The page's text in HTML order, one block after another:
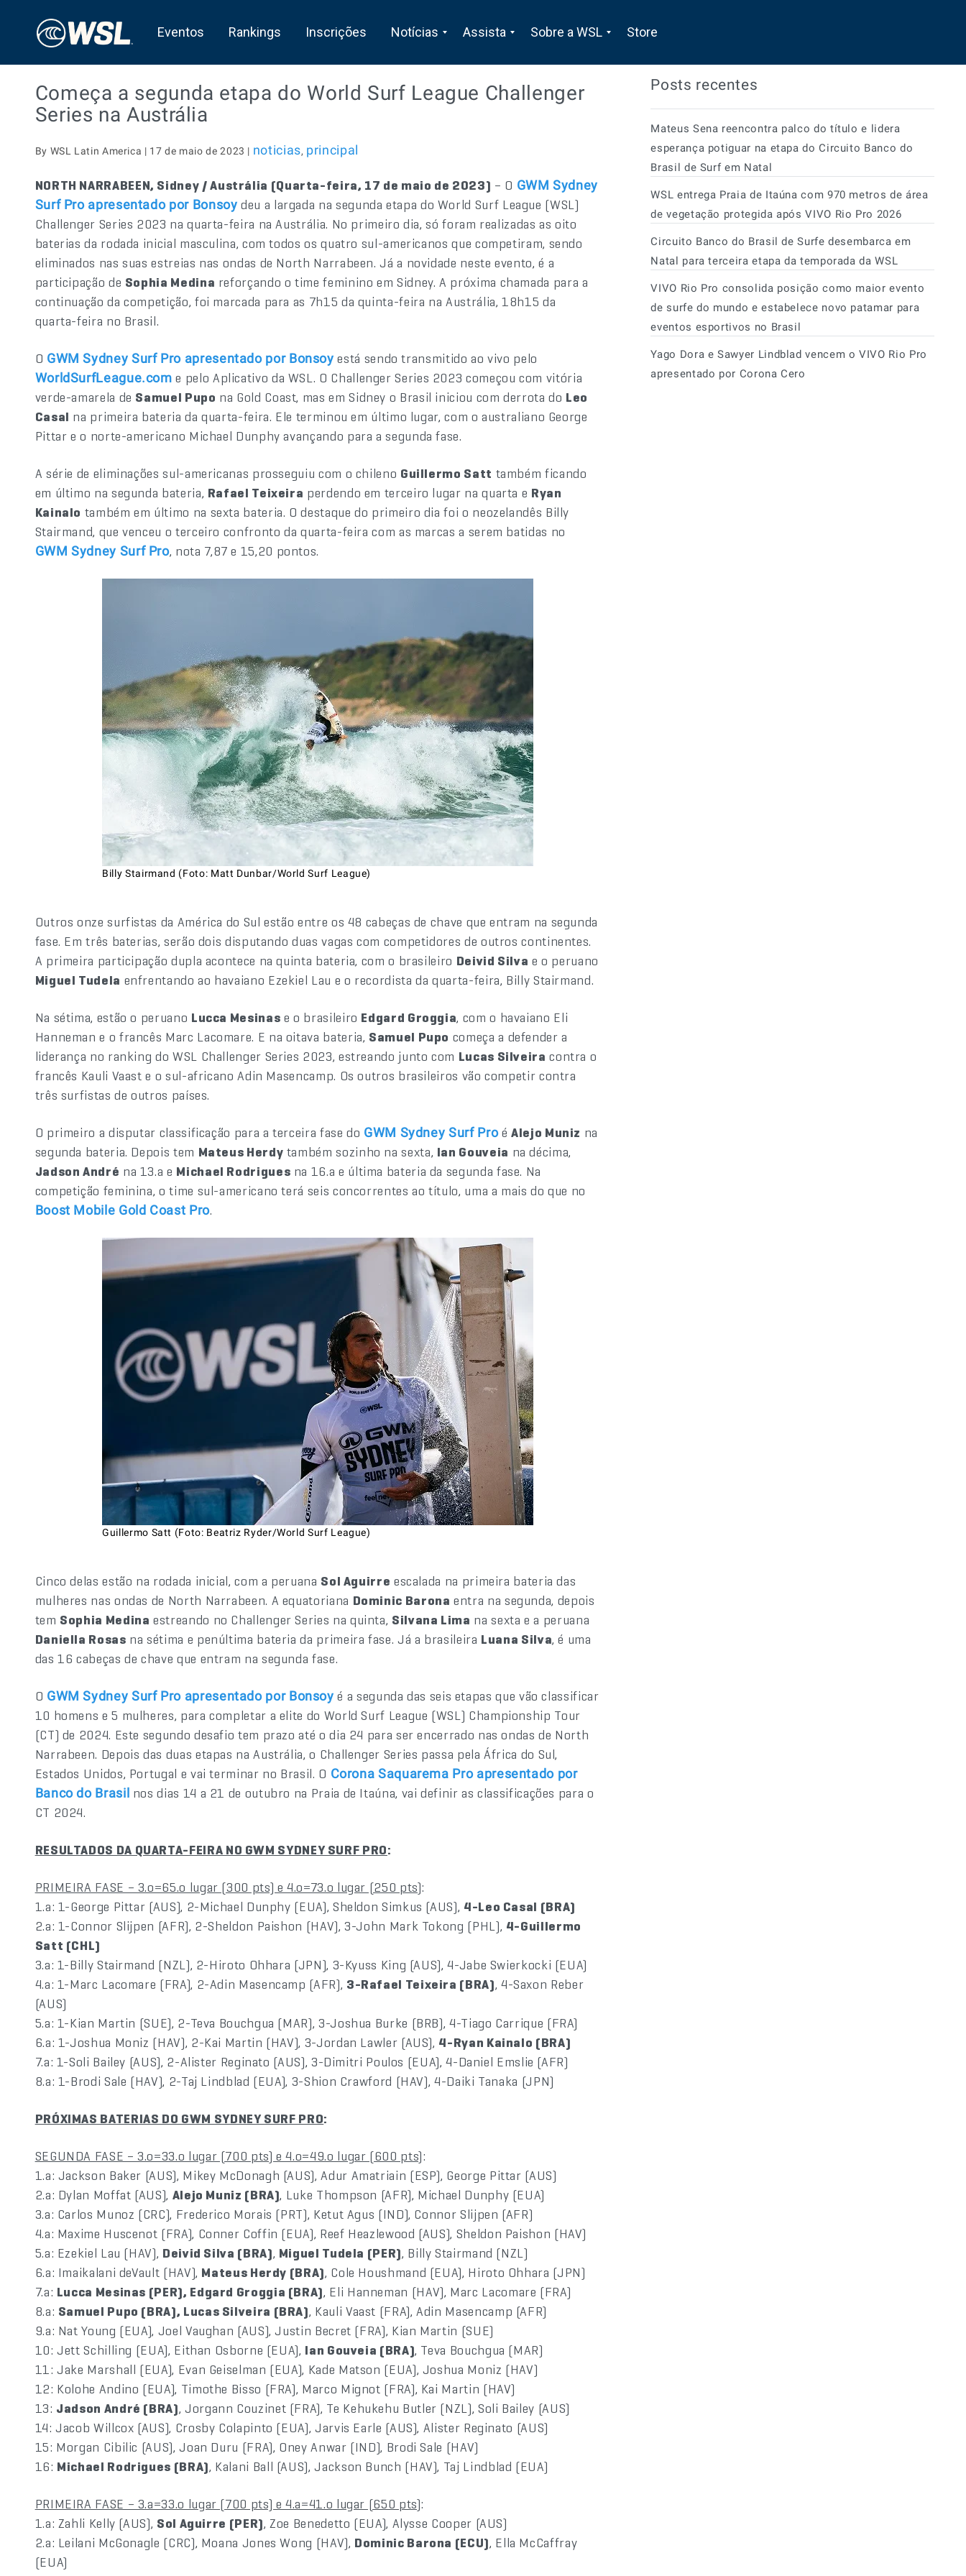
Eventos Rankings Inscrições Notícias Assista Sobre a WSL Store
Começa a segunda etapa do World Surf League Challenger
Series na Austrália
By WSL Latin America | 17 de maio de 2023 | noticias, principal
NORTH NARRABEEN, Sidney / Austrália (Quarta-feira, 17 de maio de 2023) – O GWM Sydney
Surf Pro apresentado por Bonsoy deu a largada na segunda etapa do World Surf League (WSL)
Challenger Series 2023 na quarta-feira na Austrália. No primeiro dia, só foram realizadas as oito
baterias da rodada inicial masculina, com todos os quatro sul-americanos que competiram, sendo
eliminados nas suas estreias nas ondas de North Narrabeen. Já a novidade neste evento, é a
participação de Sophia Medina reforçando o time feminino em Sidney. A próxima chamada para a
continuação da competição, foi marcada para as 7h15 da quinta-feira na Austrália, 18h15 da
quarta-feira no Brasil.
O GWM Sydney Surf Pro apresentado por Bonsoy está sendo transmitido ao vivo pelo
WorldSurfLeague.com e pelo Aplicativo da WSL. O Challenger Series 2023 começou com vitória
verde-amarela de Samuel Pupo na Gold Coast, mas em Sidney o Brasil iniciou com derrota do Leo
Casal na primeira bateria da quarta-feira. Ele terminou em último lugar, com o australiano George
Pittar e o norte-americano Michael Dunphy avançando para a segunda fase.
A série de eliminações sul-americanas prosseguiu com o chileno Guillermo Satt também ficando
em último na segunda bateria, Rafael Teixeira perdendo em terceiro lugar na quarta e Ryan
Kainalo também em último na sexta bateria. O destaque do primeiro dia foi o neozelandês Billy
Stairmand, que venceu o terceiro confronto da quarta-feira com as marcas a serem batidas no
GWM Sydney Surf Pro, nota 7,87 e 15,20 pontos.
Billy Stairmand (Foto: Matt Dunbar/World Surf League)
Outros onze surfistas da América do Sul estão entre os 48 cabeças de chave que entram na segunda
fase. Em três baterias, serão dois disputando duas vagas com competidores de outros continentes.
A primeira participação dupla acontece na quinta bateria, com o brasileiro Deivid Silva e o peruano
Miguel Tudela enfrentando ao havaiano Ezekiel Lau e o recordista da quarta-feira, Billy Stairmand.
Na sétima, estão o peruano Lucca Mesinas e o brasileiro Edgard Groggia, com o havaiano Eli
Hanneman e o francês Marc Lacomare. E na oitava bateria, Samuel Pupo começa a defender a
liderança no ranking do WSL Challenger Series 2023, estreando junto com Lucas Silveira contra o
francês Kauli Vaast e o sul-africano Adin Masencamp. Os outros brasileiros vão competir contra
três surfistas de outros países.
O primeiro a disputar classificação para a terceira fase do GWM Sydney Surf ProéAlejo Muniz na
segunda bateria. Depois tem Mateus Herdy também sozinho na sexta, Ian Gouveia na décima,
Jadson André na 13.a e Michael Rodrigues na 16.a e última bateria da segunda fase. Na
competição feminina, o time sul-americano terá seis concorrentes ao título, uma a mais do que no
Boost Mobile Gold Coast Pro.
Guillermo Satt (Foto: Beatriz Ryder/World Surf League)
Cinco delas estão na rodada inicial, com a peruana Sol Aguirre escalada na primeira bateria das
mulheres nas ondas de North Narrabeen. A equatoriana Dominic Barona entra na segunda, depois
tem Sophia Medina estreando no Challenger Series na quinta, Silvana Lima na sexta e a peruana
Daniella Rosas na sétima e penúltima bateria da primeira fase. Já a brasileira Luana Silva, é uma
das 16 cabeças de chave que entram na segunda fase.
O GWM Sydney Surf Pro apresentado por Bonsoy é a segunda das seis etapas que vão classificar
10 homens e 5 mulheres, para completar a elite do World Surf League (WSL) Championship Tour
(CT) de 2024. Este segundo desafio tem prazo até o dia 24 para ser encerrado nas ondas de North
Narrabeen. Depois das duas etapas na Austrália, o Challenger Series passa pela África do Sul,
Estados Unidos, Portugal e vai terminar no Brasil. O Corona Saquarema Pro apresentado por
Banco do Brasil nos dias 14 a 21 de outubro na Praia de Itaúna, vai definir as classificações para o
CT 2024.
RESULTADOS DA QUARTA-FEIRA NO GWM SYDNEY SURF PRO:
PRIMEIRA FASE – 3.o=65.o lugar (300 pts) e 4.o=73.o lugar (250 pts):
1.a: 1-George Pittar (AUS), 2-Michael Dunphy (EUA), Sheldon Simkus (AUS), 4-Leo Casal (BRA)
2.a: 1-Connor Slijpen (AFR), 2-Sheldon Paishon (HAV), 3-John Mark Tokong (PHL), 4-Guillermo
Satt (CHL)
3.a: 1-Billy Stairmand (NZL), 2-Hiroto Ohhara (JPN), 3-Kyuss King (AUS), 4-Jabe Swierkocki (EUA)
4.a: 1-Marc Lacomare (FRA), 2-Adin Masencamp (AFR), 3-Rafael Teixeira (BRA), 4-Saxon Reber
(AUS)
5.a: 1-Kian Martin (SUE), 2-Teva Bouchgua (MAR), 3-Joshua Burke (BRB), 4-Tiago Carrique (FRA)
6.a: 1-Joshua Moniz (HAV), 2-Kai Martin (HAV), 3-Jordan Lawler (AUS), 4-Ryan Kainalo (BRA)
7.a: 1-Soli Bailey (AUS), 2-Alister Reginato (AUS), 3-Dimitri Poulos (EUA), 4-Daniel Emslie (AFR)
8.a: 1-Brodi Sale (HAV), 2-Taj Lindblad (EUA), 3-Shion Crawford (HAV), 4-Daiki Tanaka (JPN)
PRÓXIMAS BATERIAS DO GWM SYDNEY SURF PRO:
SEGUNDA FASE – 3.o=33.o lugar (700 pts) e 4.o=49.o lugar (600 pts):
1.a: Jackson Baker (AUS), Mikey McDonagh (AUS), Adur Amatriain (ESP), George Pittar (AUS)
2.a: Dylan Moffat (AUS), Alejo Muniz (BRA), Luke Thompson (AFR), Michael Dunphy (EUA)
3.a: Carlos Munoz (CRC), Frederico Morais (PRT), Ketut Agus (IND), Connor Slijpen (AFR)
4.a: Maxime Huscenot (FRA), Conner Coffin (EUA), Reef Heazlewood (AUS), Sheldon Paishon (HAV)
5.a: Ezekiel Lau (HAV), Deivid Silva (BRA), Miguel Tudela (PER), Billy Stairmand (NZL)
6.a: Imaikalani deVault (HAV), Mateus Herdy (BRA), Cole Houshmand (EUA), Hiroto Ohhara (JPN)
7.a: Lucca Mesinas (PER), Edgard Groggia (BRA), Eli Hanneman (HAV), Marc Lacomare (FRA)
8.a: Samuel Pupo (BRA), Lucas Silveira (BRA), Kauli Vaast (FRA), Adin Masencamp (AFR)
9.a: Nat Young (EUA), Joel Vaughan (AUS), Justin Becret (FRA), Kian Martin (SUE)
10: Jett Schilling (EUA), Eithan Osborne (EUA), Ian Gouveia (BRA), Teva Bouchgua (MAR)
11: Jake Marshall (EUA), Evan Geiselman (EUA), Kade Matson (EUA), Joshua Moniz (HAV)
12: Kolohe Andino (EUA), Timothe Bisso (FRA), Marco Mignot (FRA), Kai Martin (HAV)
13: Jadson André (BRA), Jorgann Couzinet (FRA), Te Kehukehu Butler (NZL), Soli Bailey (AUS)
14: Jacob Willcox (AUS), Crosby Colapinto (EUA), Jarvis Earle (AUS), Alister Reginato (AUS)
15: Morgan Cibilic (AUS), Joan Duru (FRA), Oney Anwar (IND), Brodi Sale (HAV)
16: Michael Rodrigues (BRA), Kalani Ball (AUS), Jackson Bunch (HAV), Taj Lindblad (EUA)
PRIMEIRA FASE – 3.a=33.o lugar (700 pts) e 4.a=41.o lugar (650 pts):
1.a: Zahli Kelly (AUS), Sol Aguirre (PER), Zoe Benedetto (EUA), Alysse Cooper (AUS)
2.a: Leilani McGonagle (CRC), Moana Jones Wong (HAV), Dominic Barona (ECU), Ella McCaffray
(EUA)
Posts recentes
Mateus Sena reencontra palco do título e lidera
esperança potiguar na etapa do Circuito Banco do
Brasil de Surf em Natal
WSL entrega Praia de Itaúna com 970 metros de área
de vegetação protegida após VIVO Rio Pro 2026
Circuito Banco do Brasil de Surfe desembarca em
Natal para terceira etapa da temporada da WSL
VIVO Rio Pro consolida posição como maior evento
de surfe do mundo e estabelece novo patamar para
eventos esportivos no Brasil
Yago Dora e Sawyer Lindblad vencem o VIVO Rio Pro
apresentado por Corona Cero